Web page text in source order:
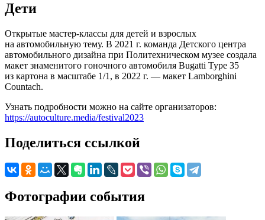
Дети
Открытые мастер-классы для детей и взрослых
на автомобильную тему. В 2021 г. команда Детского центра
автомобильного дизайна при Политехническом музее создала
макет знаменитого гоночного автомобиля Bugatti Type 35
из картона в масштабе 1/1, в 2022 г. — макет Lamborghini
Countach.
Узнать подробности можно на сайте организаторов:
https://autoculture.media/festival2023
Поделиться ссылкой
Фотографии события